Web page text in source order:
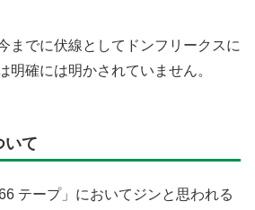
までに伏線としてドンフリークスに
明確には明かされていません。
いて
テープ」においてジンと思われる